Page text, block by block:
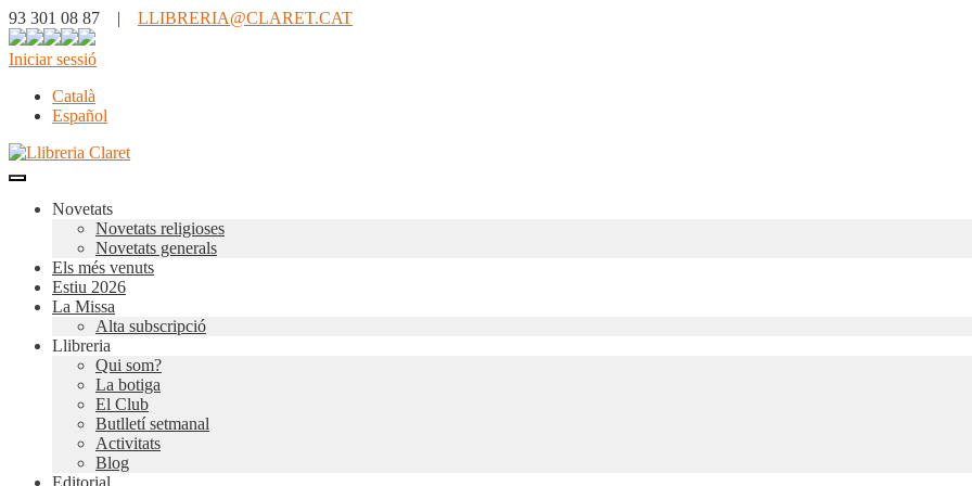
93 301 08 87 | LLIBRERIA@CLARET.CAT
Iniciar sessió
Català
Español
Novetats
Novetats religioses
Novetats generals
Els més venuts
Estiu 2026
La Missa
Alta subscripció
Llibreria
Qui som?
La botiga
El Club
Butlletí setmanal
Activitats
Blog
Editorial